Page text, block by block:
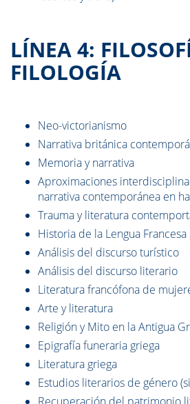
LÍNEA 4:
FILOLOGÍA
Neo-victorianismo
Narrativa británica
Memoria y narrativa
Aproximaciones
narrativa contemporánea en
Trauma y literatura
Historia de la Lengua Francesa
Análisis del discurso turístico
Análisis del discurso literario
Literatura francófona de
Arte y literatura
Religión y Mito en la Antigua
Epigrafía funeraria griega
Literatura griega
Estudios literarios de género